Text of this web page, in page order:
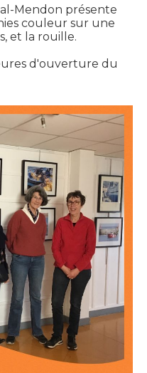
Mendon présente
couleur sur une
et la rouille.
d'ouverture du